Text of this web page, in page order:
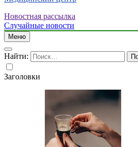
Новостная рассылка
Случайные новости
Меню
Найти:
Заголовки